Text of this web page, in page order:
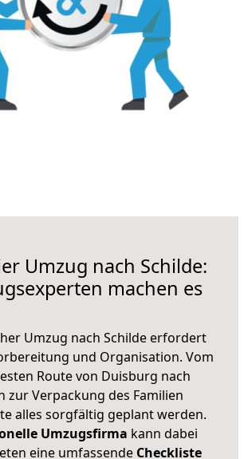
Umzug nach Schilde:
machen es
Umzug nach Schilde erfordert
und Organisation. Vom
Route von Duisburg nach
zur Verpackung des Familien
alles sorgfältig geplant werden.
Umzugsfirma kann dabei
eine umfassende Checkliste